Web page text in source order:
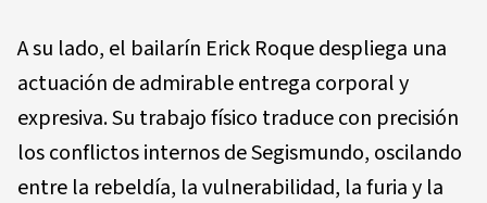
A su lado, el bailarín Erick Roque despliega una
actuación de admirable entrega corporal y
expresiva. Su trabajo físico traduce con precisión
los conflictos internos de Segismundo, oscilando
entre la rebeldía, la vulnerabilidad, la furia y la